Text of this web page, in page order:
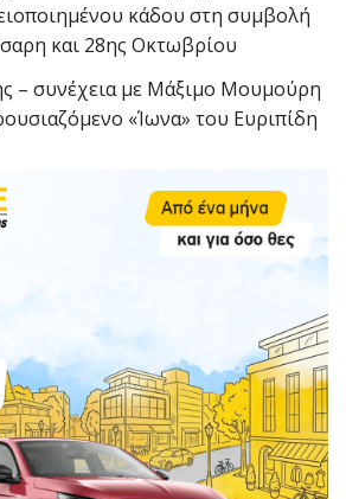
κάδου στη συμβολή
και 28ης Οκτωβρίου
– συνέχεια με Μάξιμο Μουμούρη
«Ίωνα» του Ευριπίδη